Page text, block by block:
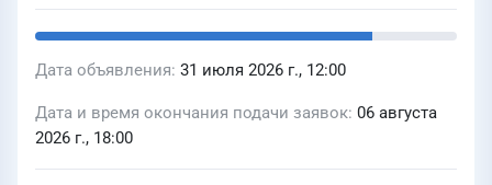
Дата объявления 31 июля 2026 г., 12:00
Дата и время окончания подачи заявок 06 августа
2026 г., 18:00